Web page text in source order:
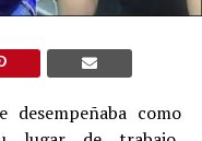
desempeñaba como